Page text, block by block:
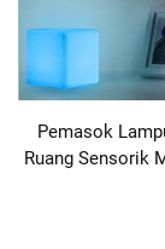
Pemasok
Ruang Sensorik